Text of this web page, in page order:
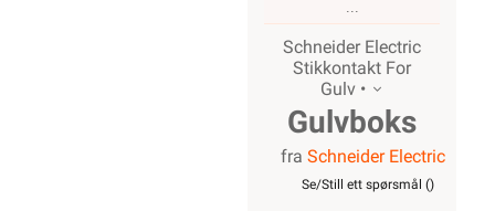
Schneider Electric
Stikkontakt For
Gulv •
Gulvboks
XS ett
fra Schneider Electric
Se/Still ett spørsmål ()